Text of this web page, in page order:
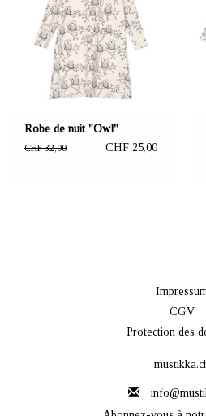
Robe de nuit "Owl"
CHF 32,00 CHF 25,00
CGV
Protection des